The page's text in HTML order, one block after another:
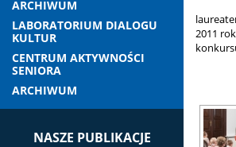
ARCHIWUM
LABORATORIUM DIALOGU
KULTUR
CENTRUM AKTYWNOŚCI
SENIORA
ARCHIWUM
NASZE PUBLIKACJE
2011